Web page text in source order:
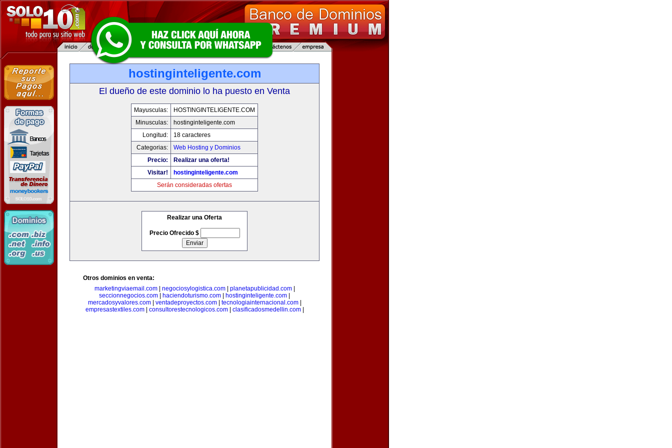
hostinginteligente.com
El dueño de este dominio lo ha puesto en Venta
Mayusculas:
HOSTINGINTELIGENTE.COM
Minusculas:
hostinginteligente.com
Longitud:
18 caracteres
Categorias:
Web Hosting y Dominios
Precio:
Realizar una oferta!
Visitar!
hostinginteligente.com
Serán consideradas ofertas
Realizar una Oferta
Precio Ofrecido $
Otros dominios en venta:
marketingviaemail.com| negociosylogistica.com| planetapublicidad.com|
seccionnegocios.com
haciendoturismo.com hostinginteligente.com
mercadosyvalores.com| ventadeproyectos.com| tecnologiainternacional.com|
empresastextiles.com| consultorestecnologicos.com| clasificadosmedellin.com|